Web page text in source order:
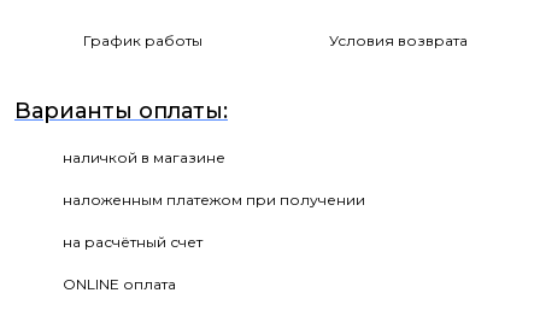
График работы Условия возврата
Варианты оплаты:
наличкой в магазине
наложенным платежом при получении
на расчётный счет
ONLINE оплата